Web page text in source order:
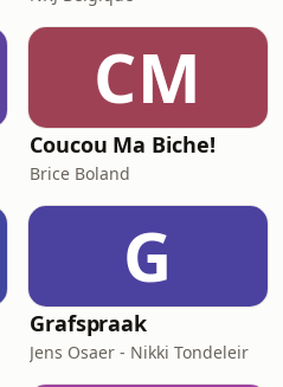
CM
Coucou Ma Biche!
Brice Boland
G
Grafspraak
Jens Osaer - Nikki Tondeleir